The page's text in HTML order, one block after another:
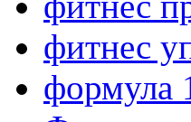
фитнес
формула